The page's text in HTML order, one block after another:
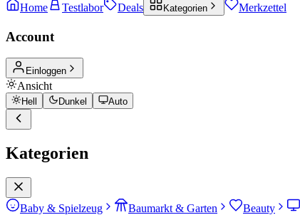
Home Testlabor Deals Kategorien Merkzettel
Account
Einloggen
Ansicht
Hell Dunkel Auto
Kategorien
Baby & Spielzeug Baumarkt & Garten Beauty